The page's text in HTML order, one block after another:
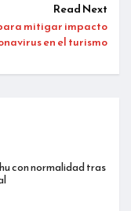
Read Next
mitigar impacto
en el turismo
con normalidad tras